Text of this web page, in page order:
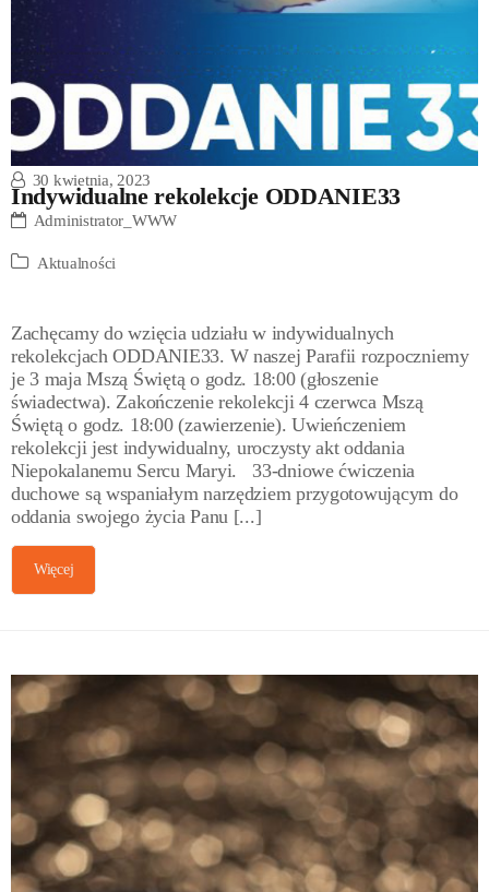
Indywidualne rekolekcje ODDANIE33
30 kwietnia, 2023
Administrator_WWW
Aktualności
Zachęcamy do wzięcia udziału w indywidualnych
rekolekcjach ODDANIE33. W naszej Parafii rozpoczniemy
je 3 maja Mszą Świętą o godz. 18:00 (głoszenie
świadectwa). Zakończenie rekolekcji 4 czerwca Mszą
Świętą o godz. 18:00 (zawierzenie). Uwieńczeniem
rekolekcji jest indywidualny, uroczysty akt oddania
Niepokalanemu Sercu Maryi. 33-dniowe ćwiczenia
duchowe są wspaniałym narzędziem przygotowującym do
oddania swojego życia Panu [...]
Więcej